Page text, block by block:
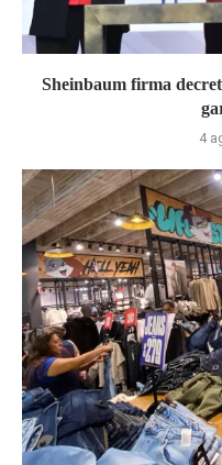
Sheinbaum firma
4